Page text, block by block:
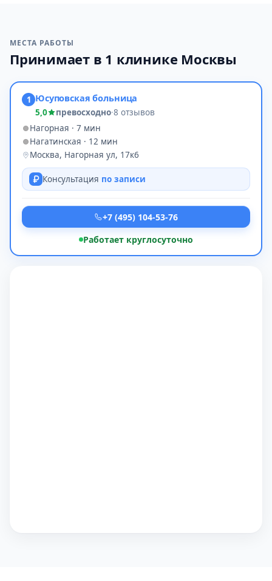
МЕСТА РАБОТЫ
Принимает в 1 клинике Москвы
1 Юсуповская больница
5,0 превосходно·8 отзывов
Нагорная · 7 мин
Нагатинская · 12 мин
Москва, Нагорная ул, 17к6
Консультация по записи
+7 (495) 104-53-76
Работает круглосуточно